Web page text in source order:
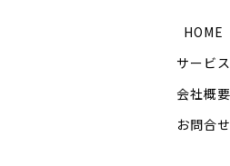
HOME
サービス
会社概要
お問合せ